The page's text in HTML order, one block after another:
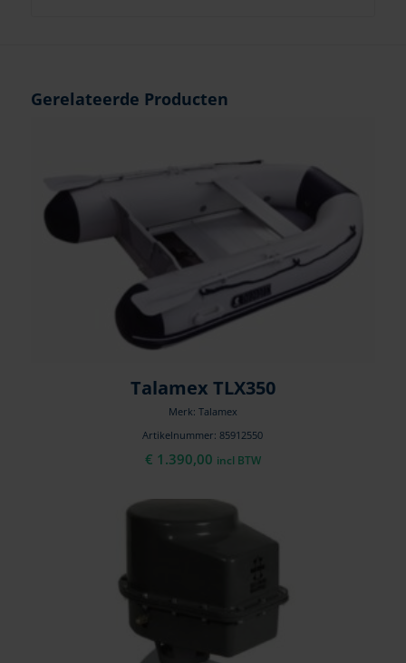
Gerelateerde Producten
Talamex TLX350
Merk: Talamex
Artikelnummer: 85912550
€ 1.390,00 incl BTW